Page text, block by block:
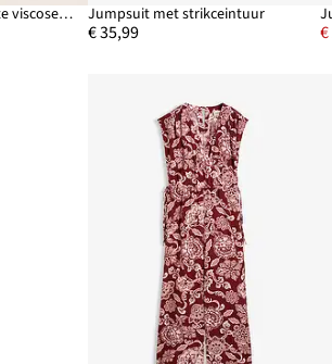
Playsuit van een zachte viscosemix Jumpsuit met strikceintuur
€ 35,99